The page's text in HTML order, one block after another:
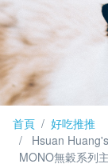
首頁
好吃推推
Hsuan
MONO無穀系列